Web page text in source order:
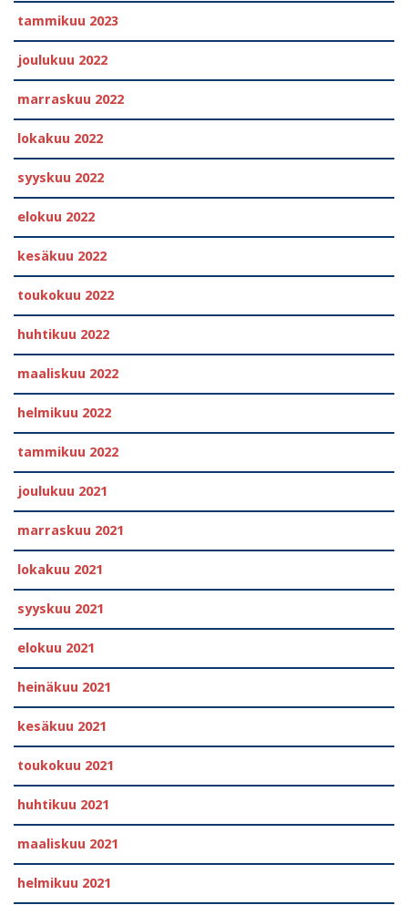
tammikuu 2023
joulukuu 2022
marraskuu 2022
lokakuu 2022
syyskuu 2022
elokuu 2022
kesäkuu 2022
toukokuu 2022
huhtikuu 2022
maaliskuu 2022
helmikuu 2022
tammikuu 2022
joulukuu 2021
marraskuu 2021
lokakuu 2021
syyskuu 2021
elokuu 2021
heinäkuu 2021
kesäkuu 2021
toukokuu 2021
huhtikuu 2021
maaliskuu 2021
helmikuu 2021